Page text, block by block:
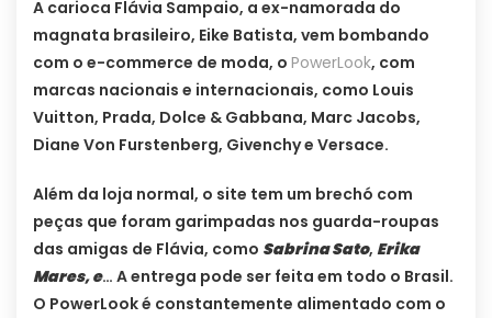
A carioca Flávia Sampaio, a ex-namorada do
magnata brasileiro, Eike Batista, vem bombando
com o e-commerce de moda, o PowerLook, com
marcas nacionais e internacionais, como Louis
Vuitton, Prada, Dolce & Gabbana, Marc Jacobs,
Diane Von Furstenberg, Givenchy e Versace.
Além da loja normal, o site tem um brechó com
peças que foram garimpadas nos guarda-roupas
das amigas de Flávia, como Sabrina Sato, Erika
Mares, e… A entrega pode ser feita em todo o Brasil.
O PowerLook é constantemente alimentado com o